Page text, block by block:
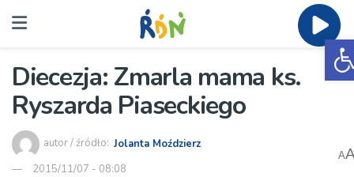
Diecezja: Zmarla mama ks.
Ryszarda Piaseckiego
autor / źródło: Jolanta Moździerz
2015/11/07 - 08:08
A